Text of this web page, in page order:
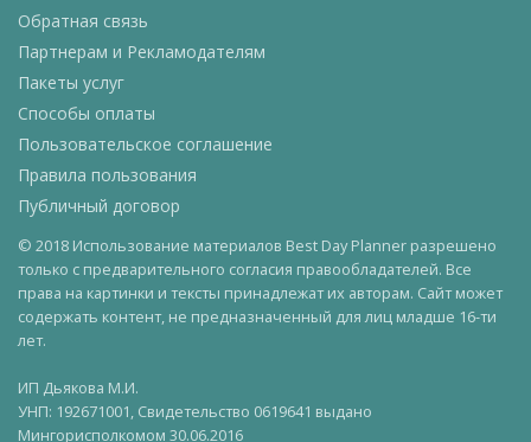
Обратная связь
Партнерам и Рекламодателям
Пакеты услуг
Способы оплаты
Пользовательское соглашение
Правила пользования
Публичный договор
© 2018 Использование материалов Best Day Planner разрешено
только с предварительного согласия правообладателей. Все
права на картинки и тексты принадлежат их авторам. Сайт может
содержать контент, не предназначенный для лиц младше 16-ти
лет.
ИП Дьякова М.И.
УНП: 192671001, Свидетельство 0619641 выдано
Мингорисполкомом 30.06.2016